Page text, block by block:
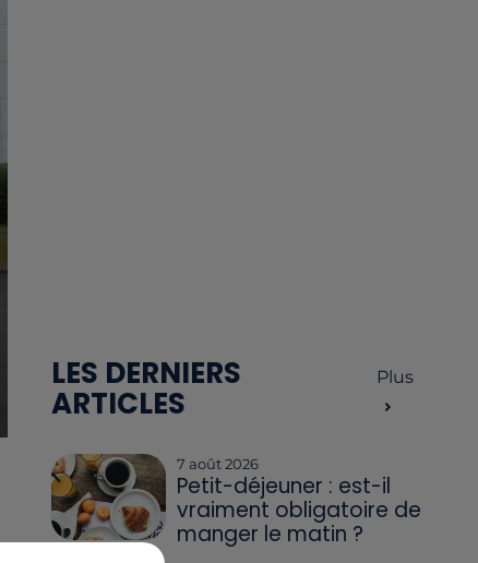
LES DERNIERS
ARTICLES
Plus
7 août 2026
Petit-déjeuner : est-il
vraiment obligatoire de
manger le matin ?